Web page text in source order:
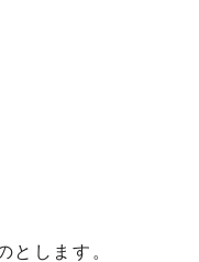
とします。